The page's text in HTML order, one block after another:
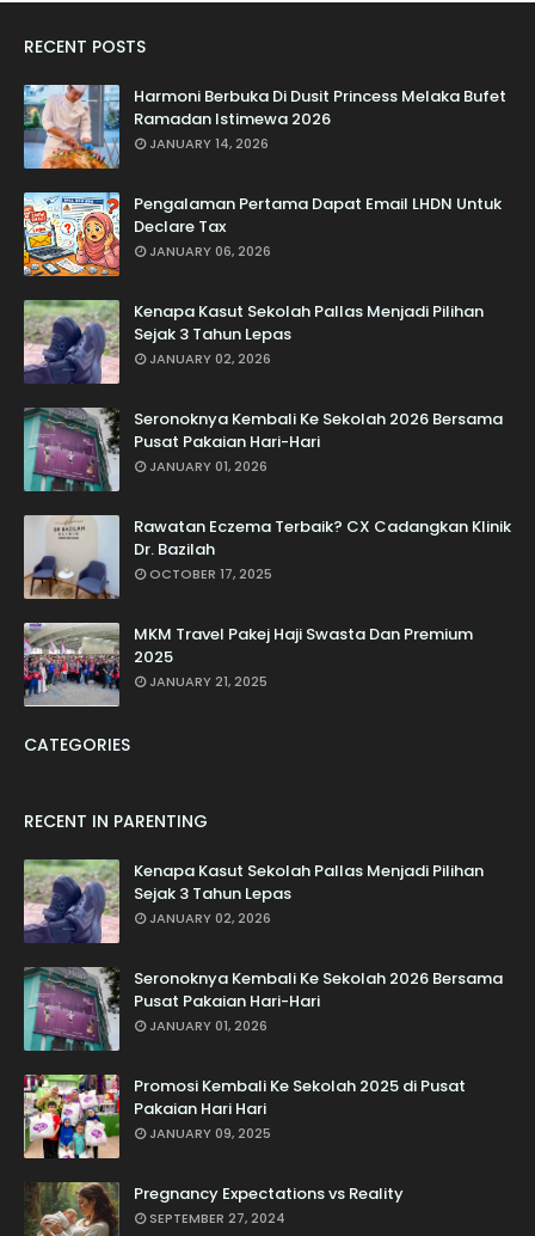
RECENT POSTS
Harmoni Berbuka Di Dusit Princess Melaka Bufet
Ramadan Istimewa 2026
JANUARY 14, 2026
Pengalaman Pertama Dapat Email LHDN Untuk
Declare Tax
JANUARY 06, 2026
Kenapa Kasut Sekolah Pallas Menjadi Pilihan
Sejak 3 Tahun Lepas
JANUARY 02, 2026
Seronoknya Kembali Ke Sekolah 2026 Bersama
Pusat Pakaian Hari-Hari
JANUARY 01, 2026
Rawatan Eczema Terbaik? CX Cadangkan Klinik
Dr. Bazilah
OCTOBER 17, 2025
MKM Travel Pakej Haji Swasta Dan Premium
2025
JANUARY 21, 2025
CATEGORIES
RECENT IN PARENTING
Kenapa Kasut Sekolah Pallas Menjadi Pilihan
Sejak 3 Tahun Lepas
JANUARY 02, 2026
Seronoknya Kembali Ke Sekolah 2026 Bersama
Pusat Pakaian Hari-Hari
JANUARY 01, 2026
Promosi Kembali Ke Sekolah 2025 di Pusat
Pakaian Hari Hari
JANUARY 09, 2025
Pregnancy Expectations vs Reality
SEPTEMBER 27, 2024